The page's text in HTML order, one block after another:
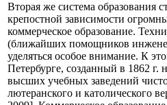
Вторая же система образования
крепостной зависимости
коммерческое образование.
(ближайших помощников
уделяться особое внимание. К
Петербурге, созданный в 1862 г.
высших учебных заведений
лютеранского и католического